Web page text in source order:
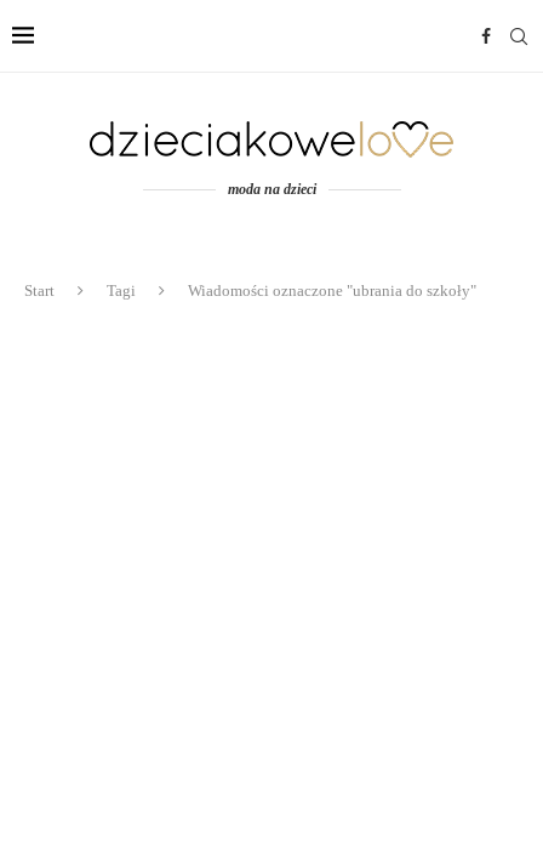
moda na dzieci
Start Tagi Wiadomości oznaczone "ubrania do szkoły"